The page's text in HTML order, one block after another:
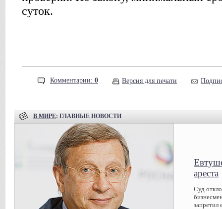
суток.
Комментарии: 0 Версия для печати
В МИРЕ: ГЛАВНЫЕ НОВОСТИ
ареста
Суд
запретил